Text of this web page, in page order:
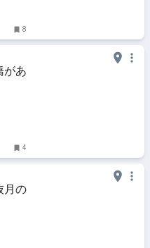
8
があ
4
月の